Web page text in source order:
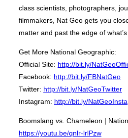
class scientists, photographers,
filmmakers, Nat Geo gets you
matter and past the edge of what’s
Get More National Geographic:
Official Site: http://bit.ly/
Facebook: http://bit.ly/FBNatGeo
Twitter: http://bit.ly/NatGeoTwitter
Instagram: http://bit.ly/NatGeoInsta
Boomslang vs. Chameleon |
https://youtu.be/qnlr-lrlPzw